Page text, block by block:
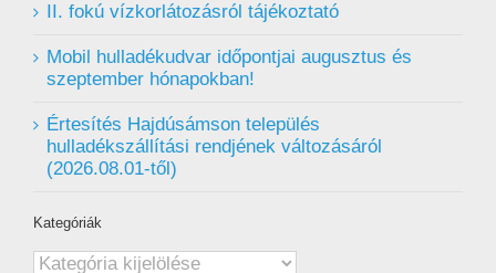
II. fokú vízkorlátozásról tájékoztató
Mobil hulladékudvar ️időpontjai augusztus és
szeptember hónapokban!
Értesítés Hajdúsámson település
hulladékszállítási rendjének változásáról
(2026.08.01-től)
Kategóriák
Kategóriák